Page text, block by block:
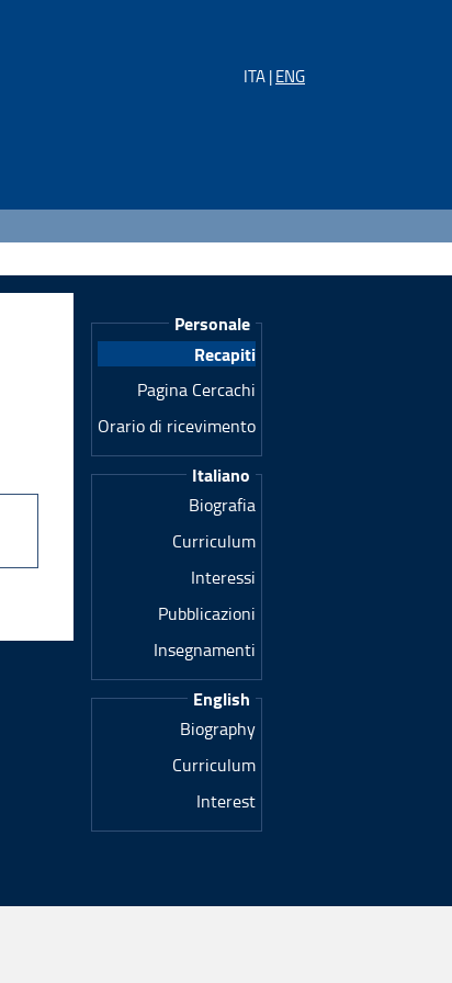
ITA |ENG
Personale
Recapiti
Pagina Cercachi
Orario di ricevimento
Italiano
Biografia
Curriculum
Interessi
Pubblicazioni
Insegnamenti
English
Biography
Curriculum
Interest